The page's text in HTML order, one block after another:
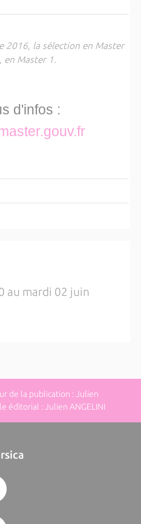
2016, la sélection en Master
en Master 1.
d'infos :
au mardi 02 juin
de la publication : Julien
éditorial : Julien ANGELINI